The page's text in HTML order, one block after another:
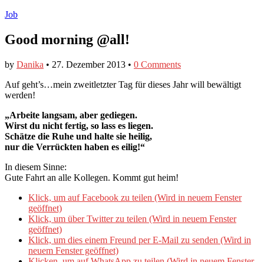
Job
Good morning @all!
by Danika • 27. Dezember 2013 • 0 Comments
Auf geht’s…mein zweitletzter Tag für dieses Jahr will bewältigt
werden!
„Arbeite langsam, aber gediegen.
Wirst du nicht fertig, so lass es liegen.
Schätze die Ruhe und halte sie heilig,
nur die Verrückten haben es eilig!“
In diesem Sinne:
Gute Fahrt an alle Kollegen. Kommt gut heim!
Klick, um auf Facebook zu teilen (Wird in neuem Fenster
geöffnet)
Klick, um über Twitter zu teilen (Wird in neuem Fenster
geöffnet)
Klick, um dies einem Freund per E-Mail zu senden (Wird in
neuem Fenster geöffnet)